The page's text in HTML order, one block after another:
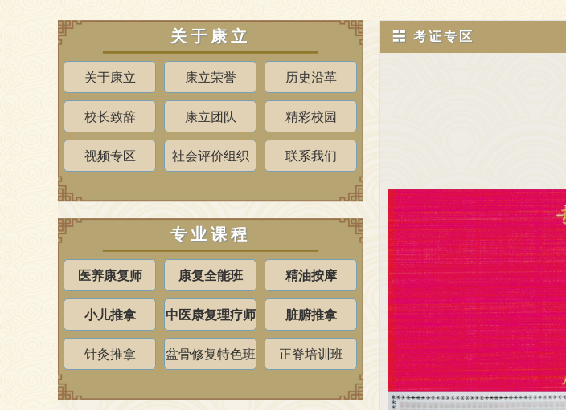
关于康立
关于康立 康立荣誉 历史沿革
校长致辞 康立团队 精彩校园
视频专区 社会评价组织 联系我们
专业课程
医养康复师 康复全能班 精油按摩
小儿推拿 中医康复理疗师 脏腑推拿
针灸推拿 盆骨修复特色班 正脊培训班
☵ 考证专区